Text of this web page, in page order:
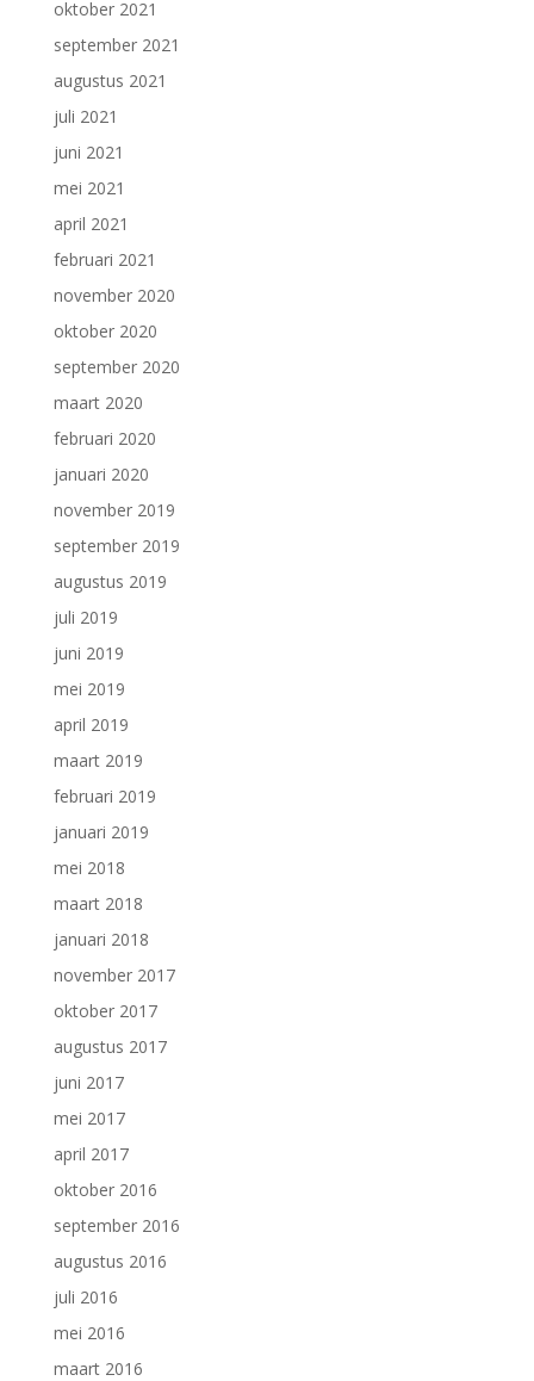
oktober 2021
september 2021
augustus 2021
juli 2021
juni 2021
mei 2021
april 2021
februari 2021
november 2020
oktober 2020
september 2020
maart 2020
februari 2020
januari 2020
november 2019
september 2019
augustus 2019
juli 2019
juni 2019
mei 2019
april 2019
maart 2019
februari 2019
januari 2019
mei 2018
maart 2018
januari 2018
november 2017
oktober 2017
augustus 2017
juni 2017
mei 2017
april 2017
oktober 2016
september 2016
augustus 2016
juli 2016
mei 2016
maart 2016